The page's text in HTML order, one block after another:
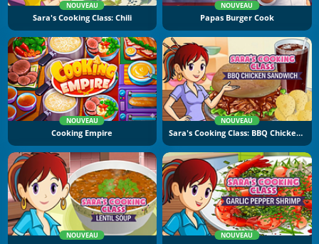
NOUVEAU
Sara's Cooking Class: Chili
NOUVEAU
Papas Burger Cook
NOUVEAU
Cooking Empire
NOUVEAU
Sara's Cooking Class: BBQ Chicken Sandwich
NOUVEAU NOUVEAU